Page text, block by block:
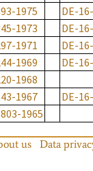
1975
DE-
1973
DE-
1971
DE-
1969
DE-
1968
1967
DE-
1965
us Data